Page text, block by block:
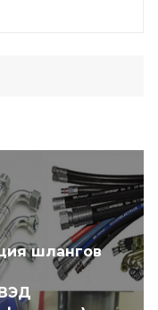
шлангов